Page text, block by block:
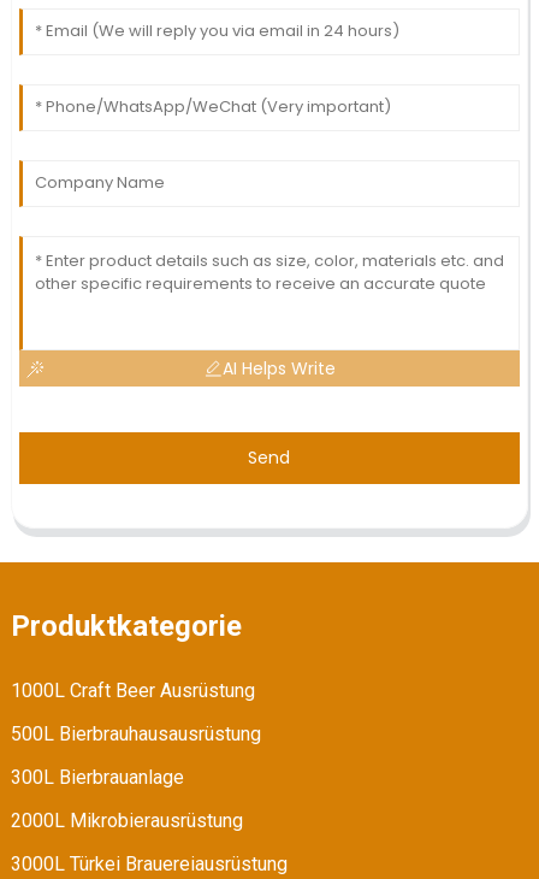
AI Helps Write
Send
Produktkategorie
1000L Craft Beer Ausrüstung
500L Bierbrauhausausrüstung
300L Bierbrauanlage
2000L Mikrobierausrüstung
3000L Türkei Brauereiausrüstung